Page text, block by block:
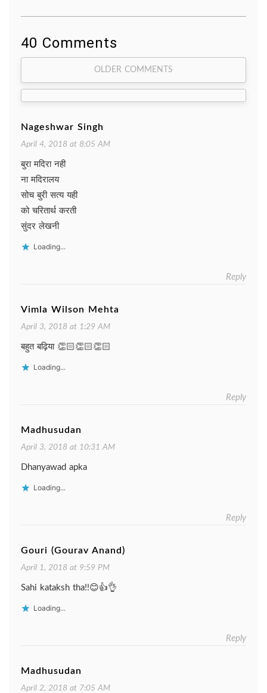
40 Comments
Comment
navigation
OLDER COMMENTS
Nageshwar Singh
April 4, 2018 at 8:05 AM
बुरा मदिरा नही
ना मदिरालय
सोच बुरी सत्य यही
को चरितार्थ करती
सुंदर लेखनी
Loading...
Reply
Vimla Wilson Mehta
April 3, 2018 at 1:29 AM
बहुत बढ़िया 👏🏻👏🏻👏🏻
Loading...
Reply
Madhusudan
April 3, 2018 at 10:31 AM
Dhanyawad apka
Loading...
Reply
Gouri (Gourav Anand)
April 1, 2018 at 9:59 PM
Sahi kataksh tha!!😊👍👌
Loading...
Reply
Madhusudan
April 2, 2018 at 7:05 AM